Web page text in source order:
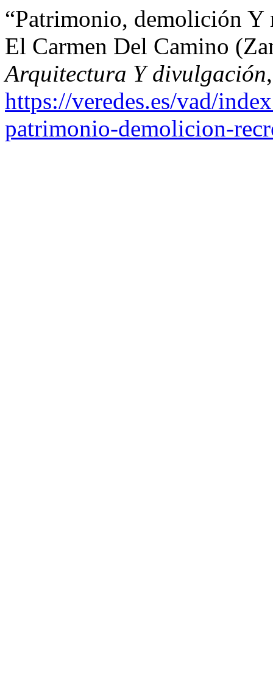
“Patrimonio, demolición Y
El Carmen Del Camino
Arquitectura Y divulgación
https://veredes.es/vad/
patrimonio-demolicion-